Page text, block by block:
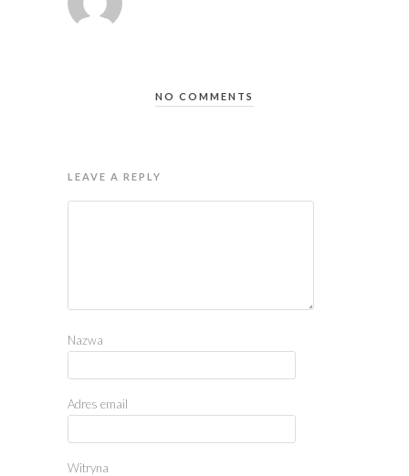
NO COMMENTS
LEAVE A REPLY
Nazwa
Adres email
Witryna